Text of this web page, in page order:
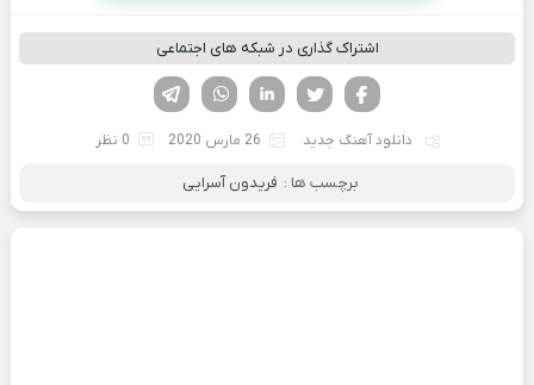
اشتراک گذاری در شبکه های اجتماعی
لینکدین تویتر
فیسوک
دانلود آهنگ جدید 26 مارس 2020 0 نظر
برچسب ها : فریدون آسرایی